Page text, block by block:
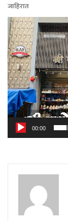
जाहिरात
00:00